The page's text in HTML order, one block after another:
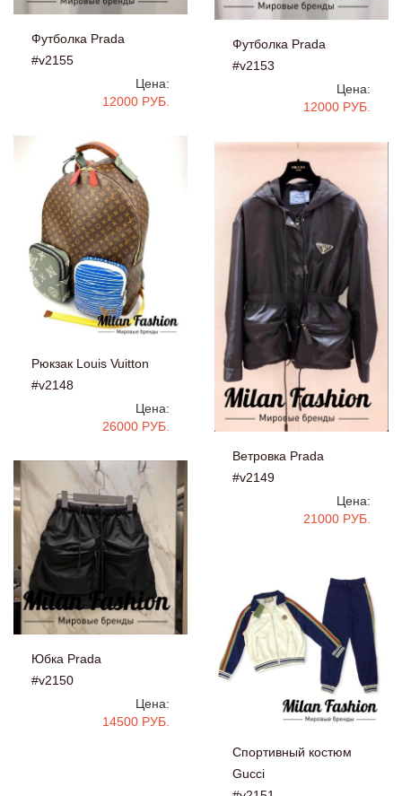
Футболка Prada
#v2155
Цена:
12000 РУБ.
Футболка Prada
#v2153
Цена:
12000 РУБ.
Рюкзак Louis Vuitton
#v2148
Цена:
26000 РУБ.
Ветровка Prada
#v2149
Цена:
21000 РУБ.
Юбка Prada
#v2150
Цена:
14500 РУБ.
Спортивный костюм
Gucci